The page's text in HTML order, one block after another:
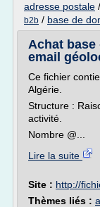
adresse postale /
b2b / base de
Achat base
email
Ce fichier
Algérie.
Structure :
activité.
Nombre @...
Lire la suite
Site : http://
Thèmes liés :